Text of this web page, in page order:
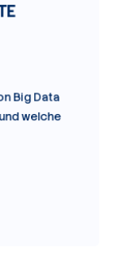
Big Data
welche